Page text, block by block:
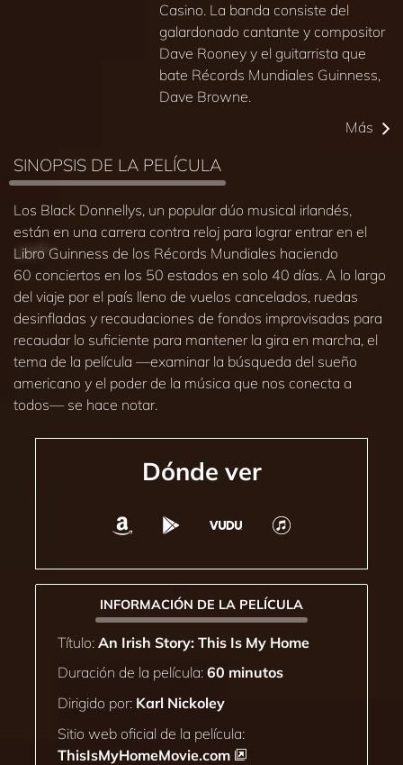
Casino. La banda consiste del
galardonado cantante y compositor
Dave Rooney y el guitarrista que
bate Récords Mundiales Guinness,
Dave Browne.
Más
SINOPSIS DE LA PELÍCULA
Los Black Donnellys, un popular dúo musical irlandés,
están en una carrera contra reloj para lograr entrar en el
Libro Guinness de los Récords Mundiales haciendo
60 conciertos en los 50 estados en solo 40 días. A lo largo
del viaje por el país lleno de vuelos cancelados, ruedas
desinfladas y recaudaciones de fondos improvisadas para
recaudar lo suficiente para mantener la gira en marcha, el
tema de la película —examinarla búsqueda del sueño
americano y el poder de la música que nos conecta a
todos— se hace notar.
Dónde ver
INFORMACIÓN DE LA PELÍCULA
Título: An Irish Story: This Is My Home
Duración de la película: 60 minutos
Dirigido por: Karl Nickoley
Sitio web oficial de la película:
ThisIsMyHomeMovie.com